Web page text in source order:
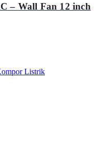
– Wall Fan 12 inch